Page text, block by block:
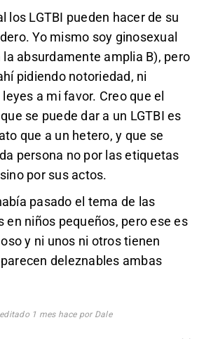
los LGTBI pueden hacer de su
Yo mismo soy ginosexual
absurdamente amplia B), pero
pidiendo notoriedad, ni
a mi favor. Creo que el
se puede dar a un LGTBI es
que a un hetero, y que se
persona no por las etiquetas
por sus actos.
pasado el tema de las
en niños pequeños, pero ese es
y ni unos ni otros tienen
deleznables ambas
1 mes hace por Dale